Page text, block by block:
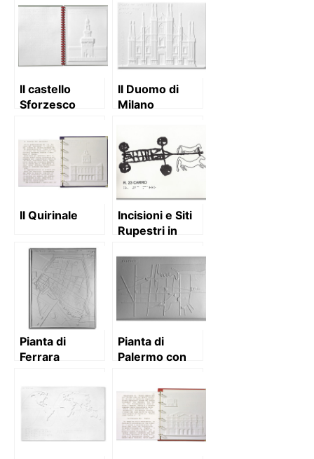
cartesiani
Il castello
Sforzesco
Il Duomo di
Milano
Il Quirinale
Incisioni e Siti
Rupestri in
Pianta di
Ferrara
Pianta di
Palermo con